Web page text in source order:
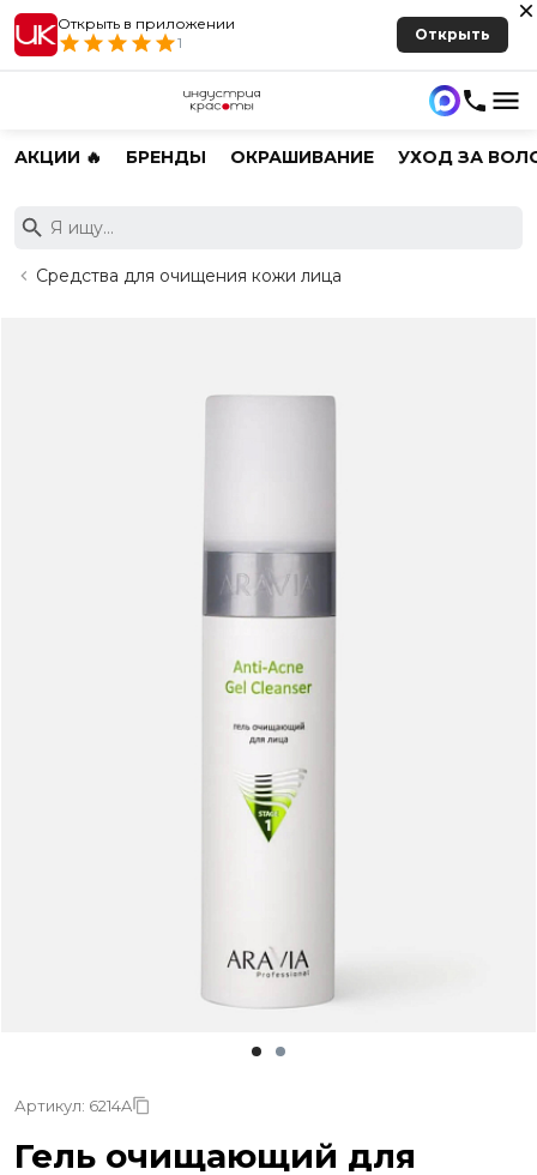
Открыть в приложении
1
Открыть
АКЦИИ 🔥 БРЕНДЫ ОКРАШИВАНИЕ УХОД ЗА
Средства для очищения кожи лица
Артикул: 6214A
Гель очищающий для